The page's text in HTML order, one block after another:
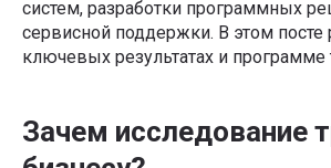
систем, разработки программных
сервисной поддержки. В этом
ключевых результатах и программе
Зачем исследование